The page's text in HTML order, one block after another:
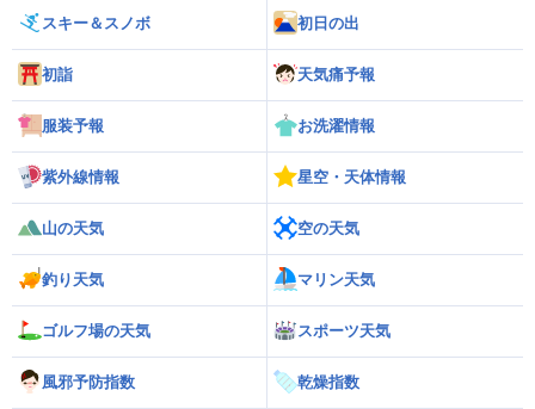
スキー＆スノボ 初日の出
初詣 天気痛予報
服装予報 お洗濯情報
紫外線情報 星空・天体情報
山の天気 空の天気
釣り天気 マリン天気
ゴルフ場の天気 スポーツ天気
風邪予防指数 乾燥指数